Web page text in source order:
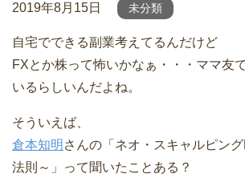
2019年8月15日 未分類
自宅でできる副業考えてるんだけど
FXとか株って怖いかなぁ・・・ママ友
いるらしいんだよね。
そういえば、
倉本知明 さんの「ネオ・スキャルピン
法則～」って聞いたことある？